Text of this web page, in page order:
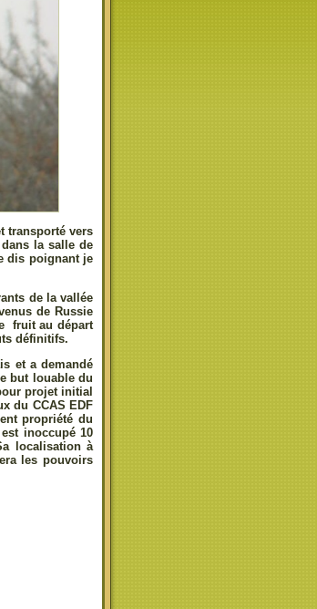
transporté vers
la salle de
dis poignant je
de la vallée
de Russie
fruit au départ
définitifs.
et a demandé
but louable du
projet initial
du CCAS EDF
propriété du
inoccupé 10
localisation à
les pouvoirs